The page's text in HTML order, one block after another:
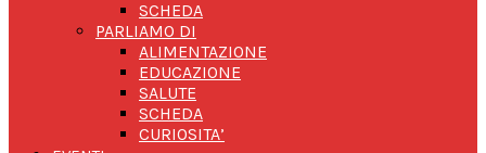
SCHEDA
PARLIAMO DI
ALIMENTAZIONE
EDUCAZIONE
SALUTE
SCHEDA
CURIOSITA’